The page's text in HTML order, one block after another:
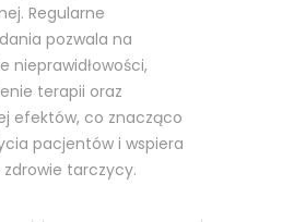
Regularne
pozwala na
nieprawidłowości,
terapii oraz
efektów, co znacząco
pacjentów i wspiera
tarczycy.